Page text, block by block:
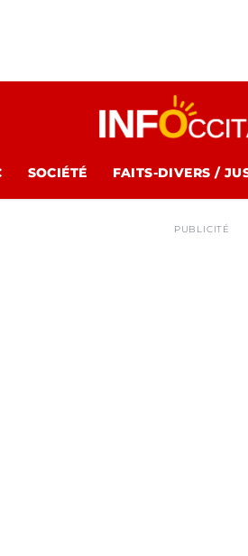
SOCIÉTÉ FAITS-DIVERS /
PUBLICITÉ